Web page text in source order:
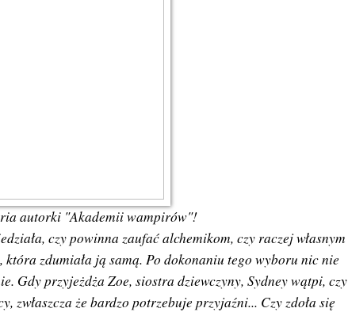
autorki "Akademii wampirów"!
czy powinna zaufać alchemikom, czy raczej własnym
która zdumiała ją samą. Po dokonaniu tego wyboru nic nie
Gdy przyjeżdża Zoe, siostra dziewczyny, Sydney wątpi, czy
zwłaszcza że bardzo potrzebuje przyjaźni... Czy zdoła się